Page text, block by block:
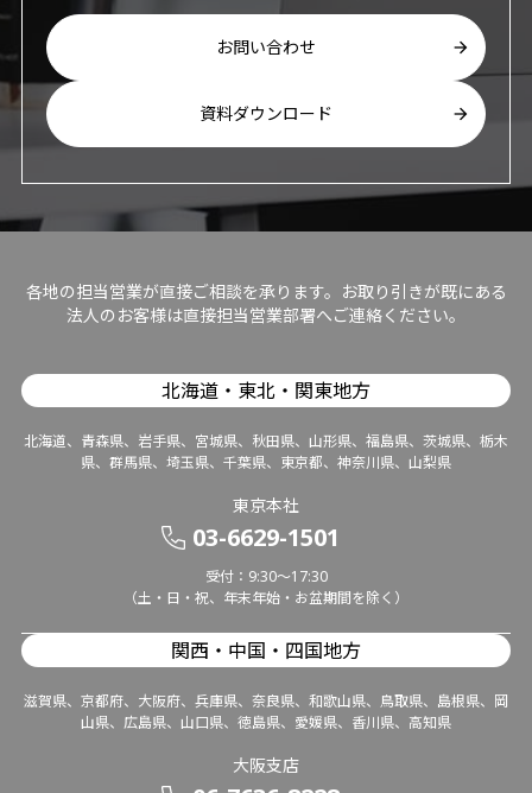
お問い合わせ
資料ダウンロード
各地の担当営業が直接ご相談を承ります。お取り引きが既にある
法人のお客様は直接担当営業部署へご連絡ください。
北海道・東北・関東地方
北海道、青森県、岩手県、宮城県、秋田県、山形県、福島県、茨城県、栃木
県、群馬県、埼玉県、千葉県、東京都、神奈川県、山梨県
東京本社
03-6629-1501
受付：9:30～17:30
（土・日・祝、年末年始・お盆期間を除く）
関西・中国・四国地方
滋賀県、京都府、大阪府、兵庫県、奈良県、和歌山県、鳥取県、島根県、岡
山県、広島県、山口県、徳島県、愛媛県、香川県、高知県
大阪支店